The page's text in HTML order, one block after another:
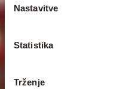
Nastavitve
Statistika
Trženje